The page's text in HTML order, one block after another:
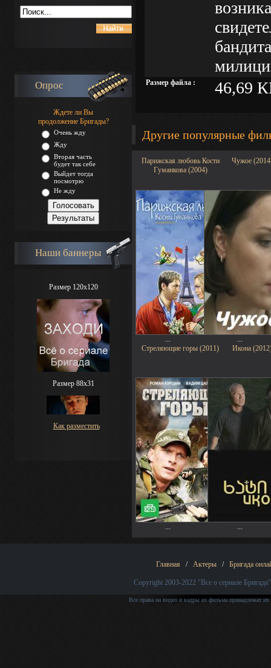
Опрос
Ждете ли Вы
продолжение Бригады?
Очень жду
Жду
Вторая часть
будет так себе
Выйдет тогда
посмотрю
Не жду
Наши баннеры
Размер 120x120
Размер 88х31
Как разместить
Размер файла : 46,69
Другие популярные
Парижская любовь Кости
Гуманкова (2004)
Чужое
Стреляющие горы (2011)
Икона
Главная / Актеры / Бригада
Copyright 2003-2022 "Все о сериале Бригада"
Все права на видео и кадры из фильма принадлежат